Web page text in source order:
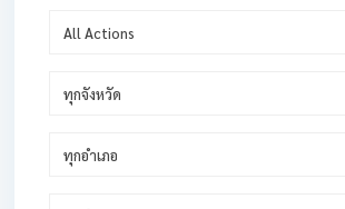
All Actions
ทุกจังหวัด
ทุกอำเภอ